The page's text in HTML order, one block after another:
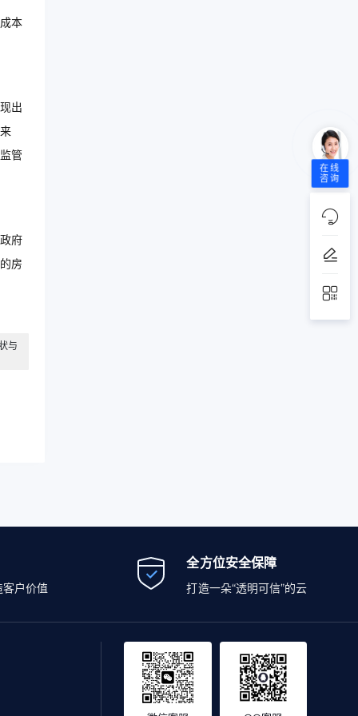
本
出
管
府
房
与
户价值
全方位安全保障
打造一朵“透明可信”的云
在线
咨询